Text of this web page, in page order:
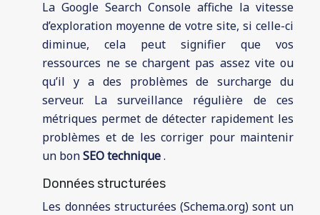
La Google Search Console affiche la vitesse
d’exploration moyenne de votre site, si celle-ci
diminue, cela peut signifier que vos
ressources ne se chargent pas assez vite ou
qu’il y a des problèmes de surcharge du
serveur. La surveillance régulière de ces
métriques permet de détecter rapidement les
problèmes et de les corriger pour maintenir
un bonSEO technique.
Données structurées
Les données structurées (Schema.org) sont un